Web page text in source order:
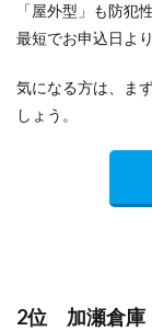
「屋外型」も防犯
最短でお申込日よ
気になる方は、ま
しょう。
2位 加瀬倉